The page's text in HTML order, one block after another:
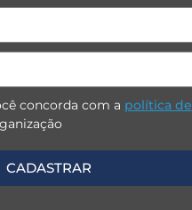
concorda com a política de